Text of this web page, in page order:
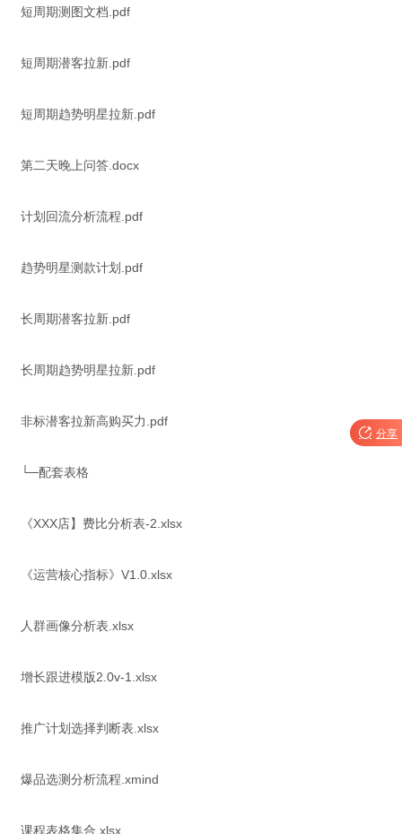
短周期测图文档.pdf
短周期潜客拉新.pdf
短周期趋势明星拉新.pdf
第二天晚上问答.docx
计划回流分析流程.pdf
趋势明星测款计划.pdf
长周期潜客拉新.pdf
长周期趋势明星拉新.pdf
非标潜客拉新高购买力.pdf
└─配套表格
《XXX店】费比分析表-2.xlsx
《运营核心指标》V1.0.xlsx
人群画像分析表.xlsx
增长跟进模版2.0v-1.xlsx
推广计划选择判断表.xlsx
爆品选测分析流程.xmind
课程表格集合.xlsx
 分享